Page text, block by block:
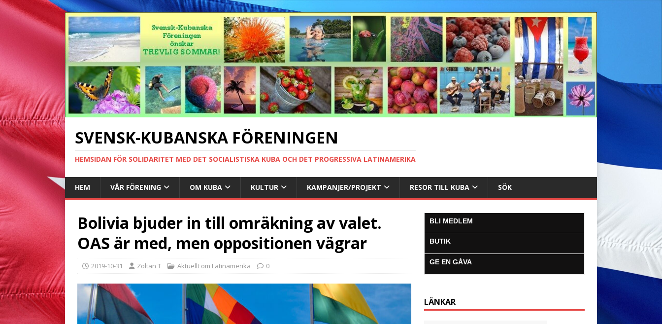
SVENSK-KUBANSKA FÖRENINGEN
HEMSIDAN FÖR SOLIDARITET MED DET SOCIALISTISKA KUBA OCH DET PROGRESSIVA LATINAMERIKA
HEM VÅR FÖRENING OM KUBA KULTUR KAMPANJER/PROJEKT RESOR TILL KUBA SÖK
Bolivia bjuder in till omräkning av valet.
OAS är med, men oppositionen vägrar
2019-10-31 Zoltan T Aktuellt om Latinamerika 0
BLI MEDLEM
BUTIK
GE EN GÅVA
LÄNKAR